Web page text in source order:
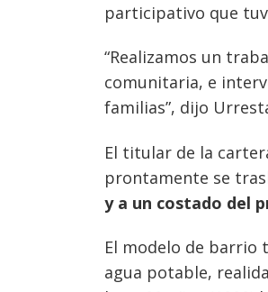
participativo que
“Realizamos un
comunitaria, e
familias”, dijo
El titular de la
prontamente se
y a un costado del
El modelo de barrio
agua potable,